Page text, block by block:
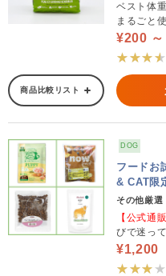
ベスト体
まるごと
¥200 ～
商品比較リスト
DOG
フードお
& CAT限
その他厳選
【公式通
びで迷っ
¥1,200